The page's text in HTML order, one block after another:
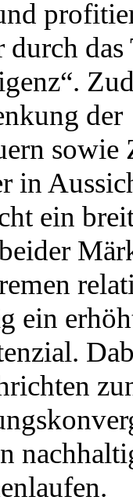
das
der
sowie
in
ein
ein